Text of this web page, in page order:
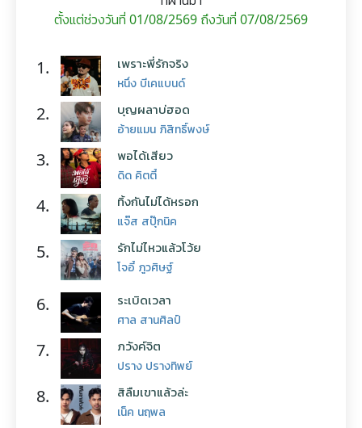
ตั้งแต่ช่วงวันที่ 01/08/2569 ถึงวันที่ 07/08/2569
1. เพราะพี่รักจริง
หนึ่ง บีเคแบนด์
2. บุญผลาบ่ฮอด
อ้ายแมน ภิสิทธิ์พงษ์
3. พอได้เสียว
ดิด คิตตี้
4. ทิ้งกันไม่ได้หรอก
แจ๊ส สปุ๊กนิค
5. รักไม่ไหวแล้วโว้ย
โจอี้ ภูวศิษฐ์
6. ระเบิดเวลา
ศาล สานศิลป์
7. ภวังค์จิต
ปราง ปรางทิพย์
8. สิลืมเขาแล้วล่ะ
เน็ค นฤพล